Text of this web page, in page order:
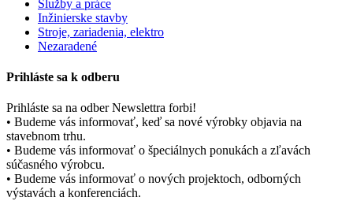
Služby a práce
Inžinierske stavby
Stroje, zariadenia, elektro
Nezaradené
Prihláste sa k odberu
Prihláste sa na odber Newslettra forbi!
• Budeme vás informovať, keď sa nové výrobky objavia na
stavebnom trhu.
• Budeme vás informovať o špeciálnych ponukách a zľavách
súčasného výrobcu.
• Budeme vás informovať o nových projektoch, odborných
výstavách a konferenciách.